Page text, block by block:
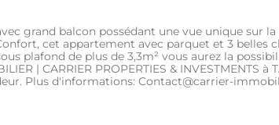
grand balcon possédant une vue unique sur
cet appartement avec parquet et 3 belles
plafond de plus de 3,3m² vous aurez la
| CARRIER PROPERTIES &
Plus d'informations: Contact@carrier-